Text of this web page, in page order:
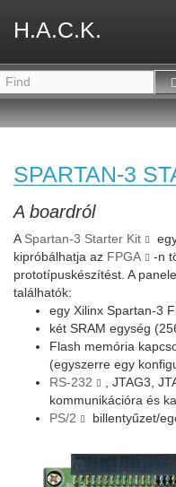
H.A.C.K.
SPARTAN-3
A boardról
A Spartan-3 Starter Kit
kipróbálhatja az FPGA
-n
prototípuskészítést. A
találhatók:
egy Xilinx Spartan-3
két SRAM egység
Flash memória
(egyszerre egy
RS-232
, JTAG3,
kommunikációra és
PS/2
billentyűzet/